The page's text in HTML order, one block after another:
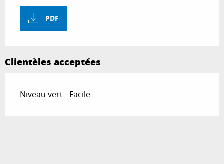
PDF
Clientèles acceptées
Niveau vert - Facile